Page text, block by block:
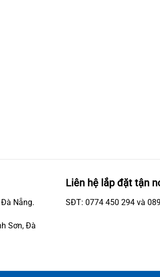
Nẵng.
Sơn, Đà
Liên hệ lắp đặt tận
SĐT: 0774 450 294 và